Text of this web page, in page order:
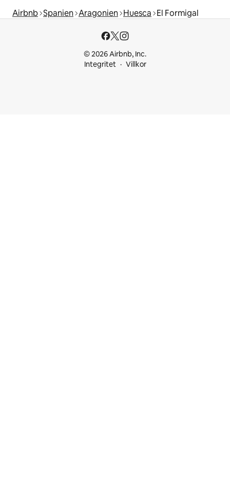
Airbnb Spanien Aragonien Huesca El Formigal
© 2026 Airbnb, Inc.
Integritet
Villkor